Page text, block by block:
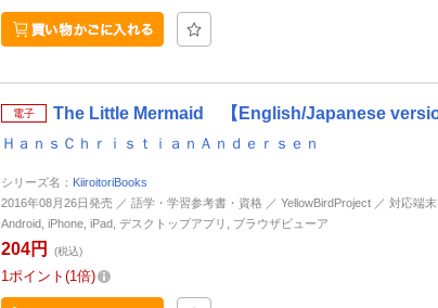
電子 The Little Mermaid 【English/Japanese
ＨａｎｓＣｈｒｉｓｔｉａｎＡｎｄｅｒｓｅｎ
シリーズ名： KiiroitoriBooks
2016年08月26日発売 ／ 語学・学習参考書・資格 ／ YellowBirdProject ／ 対応端
Android, iPhone, iPad, デスクトップアプリ, ブラウザビューア
204円 (税込)
1 ポイント 1倍